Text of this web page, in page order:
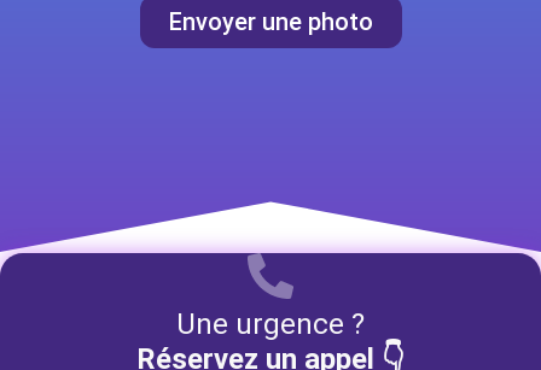
Envoyer une photo
Une urgence ?
Réservez un appel 👇